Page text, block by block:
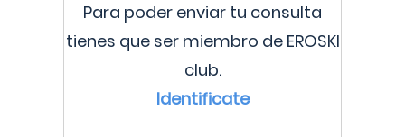
Para poder enviar tu consulta
tienes que ser miembro de EROSKI
club.
Identificate